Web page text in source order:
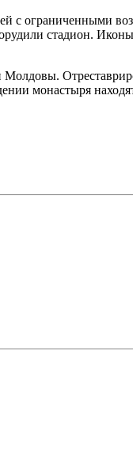
с ограниченными
стадион.
монастыря